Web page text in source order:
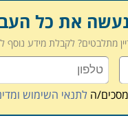
את כל
מתלבטים? לקבלת מידע נוסף
מסכים/הלתנאי השימוש